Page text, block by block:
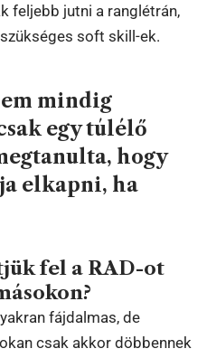
feljebb jutni a ranglétrán,
soft skill-ek.
mindig
egy túlélő
hogy
elkapni, ha
fel a RAD-ot
fájdalmas, de
csak akkor döbbennek